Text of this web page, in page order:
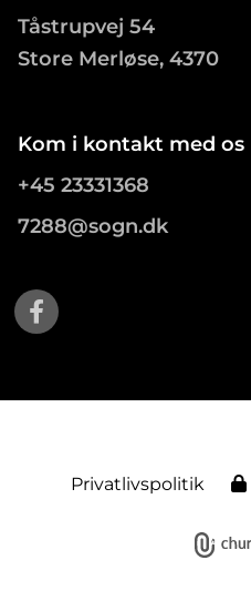
Tåstrupvej 54
Store Merløse, 4370
Kom i kontakt med os
+45 23331368
7288@sogn.dk
Privatlivspolitik